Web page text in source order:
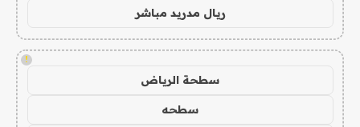
ريال مدريد مباشر
!
سطحة الرياض
سطحه